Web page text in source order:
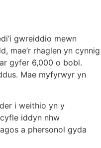
gwreiddio mewn
mae’r rhaglen yn cynnig
gyfer 6,000 o bobl.
Mae myfyrwyr yn
i weithio yn y
iddyn nhw
a phersonol gyda